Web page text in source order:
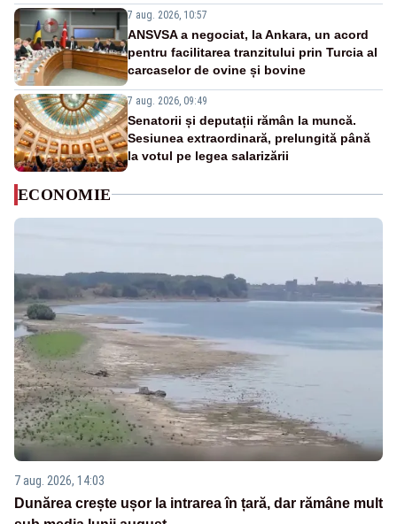
7 aug. 2026, 10:57
ANSVSA a negociat, la Ankara, un acord
pentru facilitarea tranzitului prin Turcia al
carcaselor de ovine și bovine
7 aug. 2026, 09:49
Senatorii și deputații rămân la muncă.
Sesiunea extraordinară, prelungită până
la votul pe legea salarizării
ECONOMIE
7 aug. 2026, 14:03
Dunărea crește ușor la intrarea în țară, dar rămâne mult